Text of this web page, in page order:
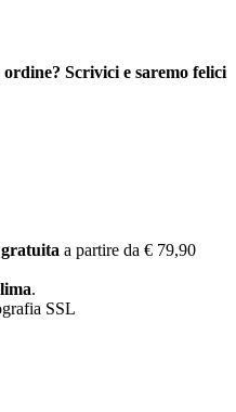
Scrivici e saremo felici
a partire da € 79,90
.
SSL